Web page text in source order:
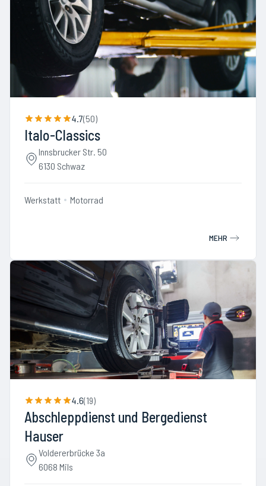
4.7(50)
Italo-Classics
Innsbrucker Str. 50
6130 Schwaz
Werkstatt Motorrad
MEHR
4.6(19)
Abschleppdienst und Bergedienst
Hauser
Voldererbrücke 3a
6068 Mils